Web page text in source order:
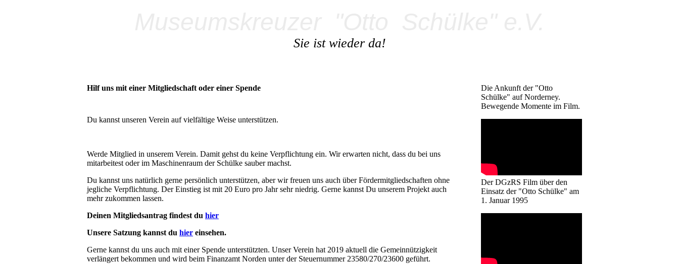
Sie ist wieder da!
Hilf uns mit einer Mitgliedschaft oder einer Spende
Du kannst unseren Verein auf vielfältige Weise unterstützen.
Werde Mitglied in unserem Verein. Damit gehst du keine Verpflichtung ein. Wir erwarten nicht, dass du bei uns
mitarbeitest oder im Maschinenraum der Schülke sauber machst.
Du kannst uns natürlich gerne persönlich unterstützen, aber wir freuen uns auch über Fördermitgliedschaften ohne
jegliche Verpflichtung. Der Einstieg ist mit 20 Euro pro Jahr sehr niedrig. Gerne kannst Du unserem Projekt auch
mehr zukommen lassen.
Deinen Mitgliedsantrag findest du hier
Unsere Satzung kannst du hier einsehen.
Gerne kannst du uns auch mit einer Spende unterstützten. Unser Verein hat 2019 aktuell die Gemeinnützigkeit
verlängert bekommen und wird beim Finanzamt Norden unter der Steuernummer 23580/270/23600 geführt.
Die Ankunft der "Otto
Schülke" auf Norderney.
Bewegende Momente im Film.
Der DGzRS Film über den
Einsatz der "Otto Schülke" am
1. Januar 1995